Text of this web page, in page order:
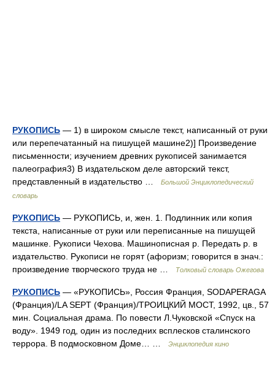
РУКОПИСЬ — 1) в широком смысле текст, написанный от руки
или перепечатанный на пишущей машине2)] Произведение
письменности; изучением древних рукописей занимается
палеография3) В издательском деле авторский текст,
представленный в издательство …
Большой Энциклопедический
словарь
РУКОПИСЬ — РУКОПИСЬ, и, жен. 1. Подлинник или копия
текста, написанные от руки или переписанные на пишущей
машинке. Рукописи Чехова. Машинописная р. Передать р. в
издательство. Рукописи не горят (афоризм; говорится в знач.:
произведение творческого труда не …
Толковый словарь Ожегова
РУКОПИСЬ — «РУКОПИСЬ», Россия Франция, SODAPERAGA
(Франция)/LA SEPT (Франция)/ТРОИЦКИЙ МОСТ, 1992, цв., 57
мин. Социальная драма. По повести Л.Чуковской «Спуск на
воду». 1949 год, один из последних всплесков сталинского
террора. В подмосковном Доме… …
Энциклопедия кино